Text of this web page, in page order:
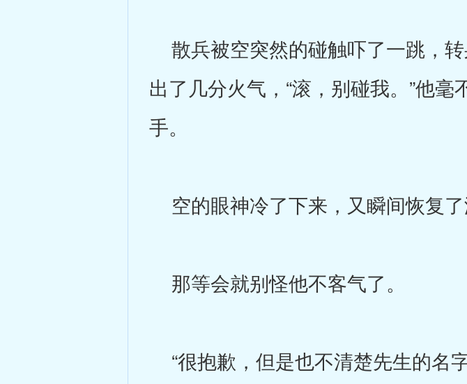
散兵被空突然的碰触吓了一跳，
出了几分火气，“滚，别碰我。”他
手。
空的眼神冷了下来，又瞬间恢复了
那等会就别怪他不客气了。
“很抱歉，但是也不清楚先生的名